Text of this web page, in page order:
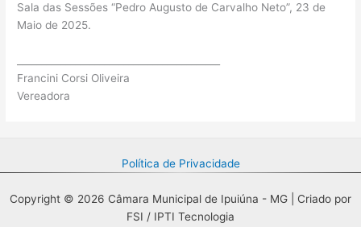
Sala das Sessões “Pedro Augusto de Carvalho Neto”, 23 de
Maio de 2025.
Francini Corsi Oliveira
Vereadora
Política de Privacidade
Copyright © 2026 Câmara Municipal de Ipuiúna - MG | Criado por
FSI / IPTI Tecnologia